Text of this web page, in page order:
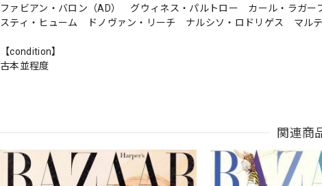
ファビアン・バロン（AD） グウィネス・パルトロー カール・ラガ
スティ・ヒューム ドノヴァン・リーチ ナルシソ・ロドリゲス マル
【condition】
古本並程度
関連商